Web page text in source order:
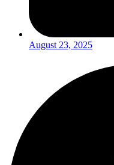
August 23, 2025